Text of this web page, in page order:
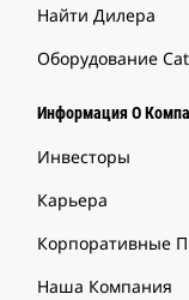
Найти Дилера
Оборудование
Информация О
Инвесторы
Карьера
Корпоративные
Наша Компания